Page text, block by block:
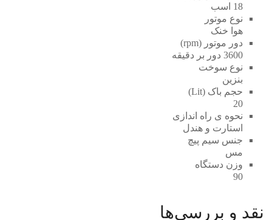
18 اسب
نوع موتور
هوا خنک
دور موتور (rpm)
3600 دور بر دقیقه
نوع سوخت
بنزین
حجم باک (Lit)
20
نحوه ی راه اندازی
استارت و هندل
جنس سیم پیچ
مس
وزن دستگاه
90
نقد و بررسی‌ها